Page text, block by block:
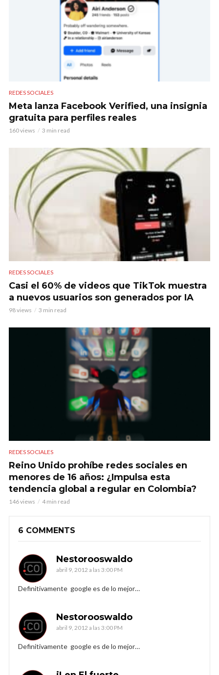
REDES SOCIALES
Meta lanza Facebook Verified, una insignia
gratuita para perfiles reales
160 views 3 min read
REDES SOCIALES
Casi el 60% de videos que TikTok muestra
a nuevos usuarios son generados por IA
98 views 3 min read
REDES SOCIALES
Reino Unido prohíbe redes sociales en
menores de 16 años: ¿Impulsa esta
tendencia global a regular en Colombia?
146 views 4 min read
6 COMMENTS
Nestorooswaldo
abril 9, 2012 a las 3:00 PM
Definitivamente google es de lo mejor…
Nestorooswaldo
abril 9, 2012 a las 3:00 PM
Definitivamente google es de lo mejor…